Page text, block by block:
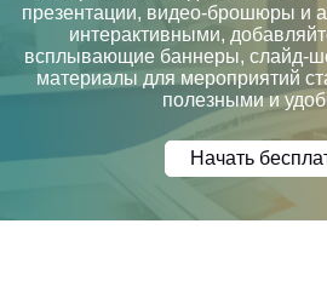
презентации, видео-брошюры и
интерактивными,
всплывающие баннеры, слайд-
материалы для мероприятий
полезными и
Начать